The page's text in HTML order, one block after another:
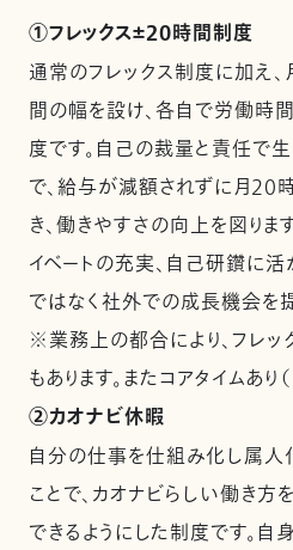
①フレックス±20時間制度
通常のフレックス制度に加え
間の幅を設け、各自で労働時
度です。自己の裁量と責任で
で、給与が減額されずに月20
き、働きやすさの向上を図りま
イベートの充実、自己研鑽に
ではなく社外での成長機会を
※業務上の都合により、フレ
もあります。またコアタイムあ
②カオナビ休暇
自分の仕事を仕組み化し属人
ことで、カオナビらしい働き
できるようにした制度です。